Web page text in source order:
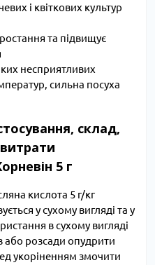
і квіткових культур
та підвищує
несприятливих
сильна посуха
склад,
5 г
кислота 5 г/кг
у сухому вигляді та у
в сухому вигляді
або розсади опудрити
укоріненням змочити